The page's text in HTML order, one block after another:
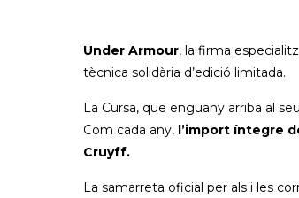
Under Armour, la firma
tècnica solidària d’edició limitada.
La Cursa, que enguany arriba al seu
Com cada any, l’import íntegre
Cruyff.
La samarreta oficial per als i les